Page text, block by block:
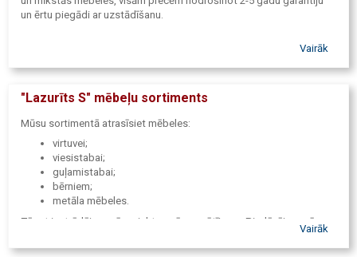
un ērtu piegādi ar uzstādīšanu.
Vairāk
"Lazurīts S" mēbeļu sortiments
Mūsu sortimentā atrasīsiet mēbeles:
virtuvei;
viesistabai;
guļamistabai;
bērniem;
metāla mēbeles.
Tāpat izstrādājam arī projektus pēc pasūtījuma. Piedāvājam arī
montāžā.
Vairāk